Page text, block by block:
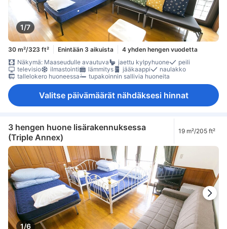
1/7
30 m²/323 ft² Enintään 3 aikuista
4 yhden hengen vuodetta
Näkymä: Maaseudulle avautuva
jaettu kylpyhuone
peili
televisio
ilmastointi lämmitys jääkaappi
naulakko
tallelokero huoneessa
tupakoinnin sallivia huoneita
Valitse päivämäärät nähdäksesi hinnat
3 hengen huone lisärakennuksessa
(Triple Annex)
19 m²/205 ft²
1/6